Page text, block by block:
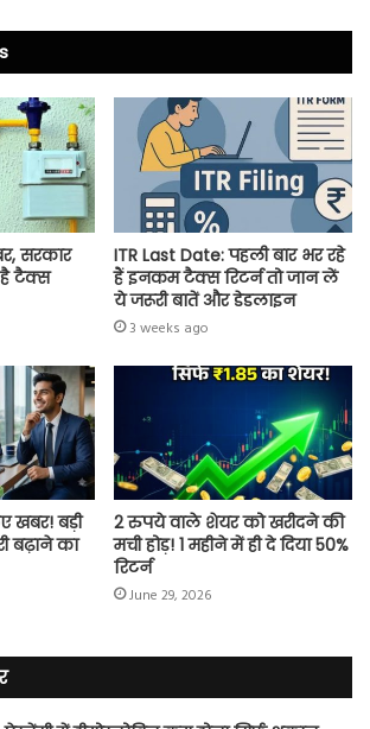
सरकार
टैक्स
ITR Last Date: पहली बार भर रहे
हैं इनकम टैक्स रिटर्न तो जान लें
ये जरूरी बातें और डेडलाइन
3 weeks ago
खबर! बड़ी
बढ़ाने का
2 रुपये वाले शेयर को खरीदने की
मची होड़! 1 महीने में ही दे दिया 50%
रिटर्न
June 29, 2026